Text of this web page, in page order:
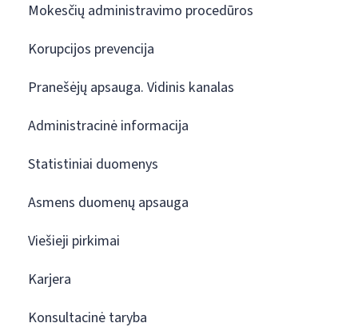
Mokesčių administravimo procedūros
Korupcijos prevencija
Pranešėjų apsauga. Vidinis kanalas
Administracinė informacija
Statistiniai duomenys
Asmens duomenų apsauga
Viešieji pirkimai
Karjera
Konsultacinė taryba